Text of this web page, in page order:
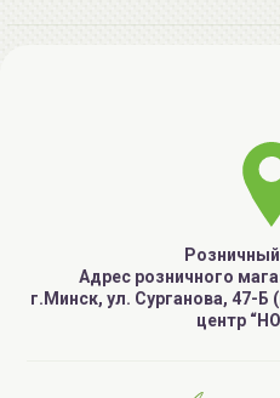
Адрес розничного
г.Минск, ул. Сурганова, 47-
центр